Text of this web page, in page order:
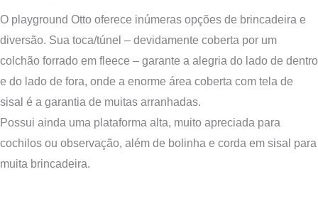
O playground Otto oferece inúmeras opções de brincadeira e
diversão. Sua toca/túnel – devidamente coberta por um
colchão forrado em fleece – garante a alegria do lado de dentro
e do lado de fora, onde a enorme área coberta com tela de
sisal é a garantia de muitas arranhadas.
Possui ainda uma plataforma alta, muito apreciada para
cochilos ou observação, além de bolinha e corda em sisal para
muita brincadeira.